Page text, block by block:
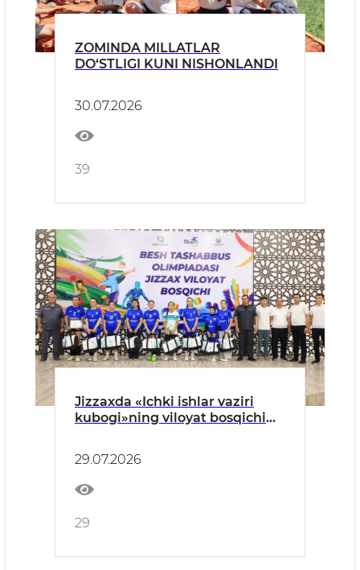
ZOMINDA MILLATLAR
DO‘STLIGI KUNI NISHONLANDI
30.07.2026
39
Jizzaxda «Ichki ishlar vaziri
kubogi»ning viloyat bosqichi
29.07.2026
29